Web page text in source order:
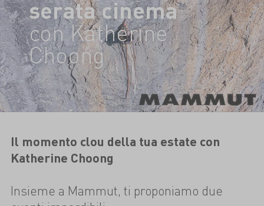
serata cinema
con Katherine
Choong
Il momento clou della tua estate con
Katherine Choong
Insieme a Mammut, ti proponiamo due